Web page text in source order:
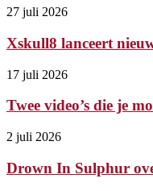
27 juli 2026
Xskull8 lanceert
17 juli 2026
Twee video’s die je
2 juli 2026
Drown In Sulphur